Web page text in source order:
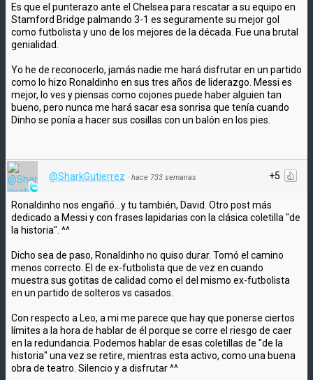
Es que el punterazo ante el Chelsea para rescatar a su equipo en
Stamford Bridge palmando 3-1 es seguramente su mejor gol
como futbolista y uno de los mejores de la década. Fue una brutal
genialidad.
Yo he de reconocerlo, jamás nadie me hará disfrutar en un partido
como lo hizo Ronaldinho en sus tres años de liderazgo. Messi es
mejor, lo ves y piensas como cojones puede haber alguien tan
bueno, pero nunca me hará sacar esa sonrisa que tenía cuando
Dinho se ponía a hacer sus cosillas con un balón en los pies.
+5
@SharkGutierrez · hace 733 semanas
Ronaldinho nos engañó...y tu también, David. Otro post más
dedicado a Messi y con frases lapidarias con la clásica coletilla "de
la historia". ^^
Dicho sea de paso, Ronaldinho no quiso durar. Tomó el camino
menos correcto. El de ex-futbolista que de vez en cuando
muestra sus gotitas de calidad como el del mismo ex-futbolista
en un partido de solteros vs casados.
Con respecto a Leo, a mi me parece que hay que ponerse ciertos
límites a la hora de hablar de él porque se corre el riesgo de caer
en la redundancia. Podemos hablar de esas coletillas de "de la
historia" una vez se retire, mientras esta activo, como una buena
obra de teatro. Silencio y a disfrutar ^^